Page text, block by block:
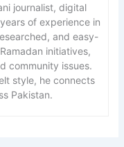
journalist, digital
of experience in
and easy-
initiatives,
community issues.
style, he connects
Pakistan.